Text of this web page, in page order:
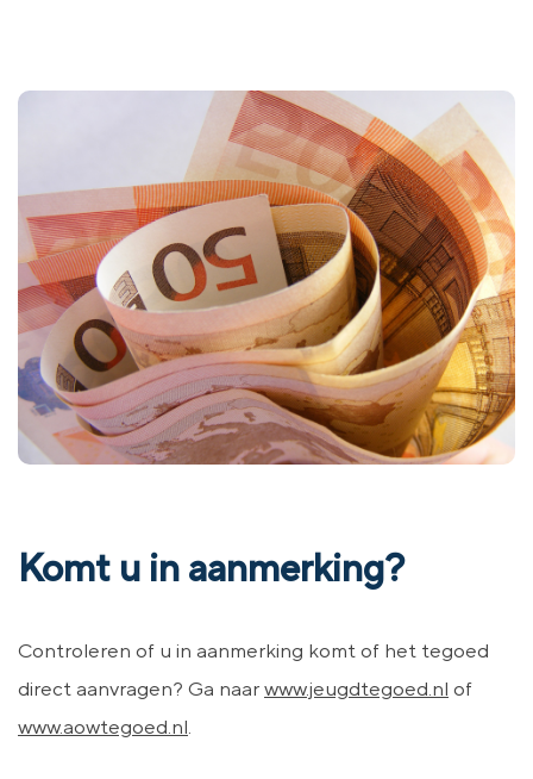
Komt u in aanmerking?
Controleren of u in aanmerking komt of het tegoed
direct aanvragen? Ga naar www.jeugdtegoed.nl of
www.aowtegoed.nl